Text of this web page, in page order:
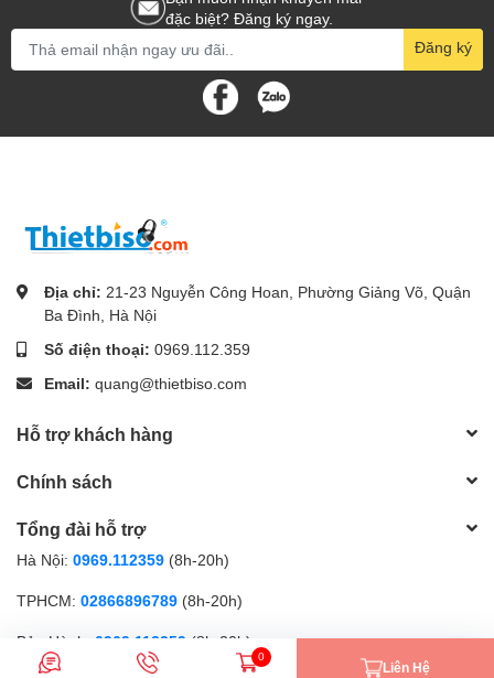
đặc biệt? Đăng ký ngay.
Đăng ký
Địa chỉ: 21-23 Nguyễn Công Hoan, Phường Giảng Võ, Quận
Ba Đình, Hà Nội
Số điện thoại: 0969.112.359
Email: quang@thietbiso.com
Hỗ trợ khách hàng
Chính sách
Tổng đài hỗ trợ
Hà Nội: 0969.112359 (8h-20h)
TPHCM: 02866896789 (8h-20h)
Bảo Hành: 0969.112359 (8h-20h)
0
Liên Hệ